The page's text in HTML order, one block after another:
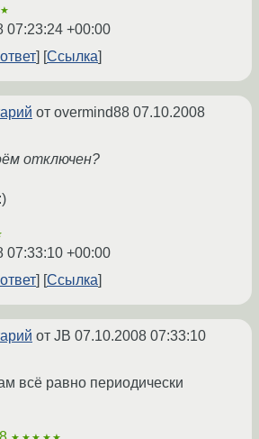
★
07:23:24 +00:00
Ссылка
от overmind88 07.10.2008
отключен?
07:33:10 +00:00
Ссылка
от JB 07.10.2008 07:33:10
всё равно периодически